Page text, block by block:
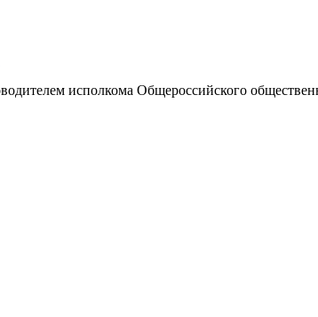
исполкома Общероссийского